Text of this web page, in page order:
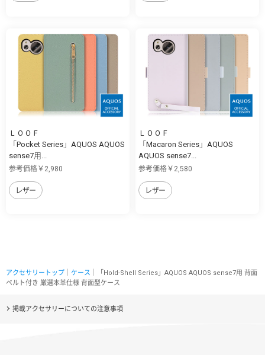
ＬＯＯＦ
「Pocket Series」AQUOS AQUOS
sense7用...
参考価格￥2,980
レザー
ＬＯＯＦ
「Macaron Series」AQUOS
AQUOS sense7...
参考価格￥2,580
レザー
アクセサリートップ ケース ｜「Hold-Shell Series」AQUOS AQUOS sense7用 背面
ベルト付き 厳選本革仕様 背面型ケース
掲載アクセサリーについての注意事項